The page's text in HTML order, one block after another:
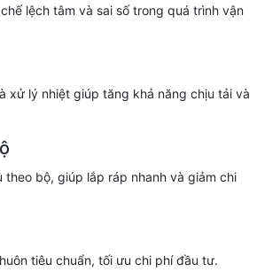
lệch tâm và sai số trong quá trình vận
xử lý nhiệt giúp tăng khả năng chịu tải và
bộ, giúp lắp ráp nhanh và giảm chi
tiêu chuẩn, tối ưu chi phí đầu tư.